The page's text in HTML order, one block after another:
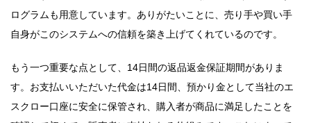
ログラムも用意しています。ありがたいことに、売り手や買い手
自身がこのシステムへの信頼を築き上げてくれているのです。
もう一つ重要な点として、14日間の返品返金保証期間がありま
す。お支払いいただいた代金は14日間、預かり金として当社のエ
スクロー口座に安全に保管され、購入者が商品に満足したことを